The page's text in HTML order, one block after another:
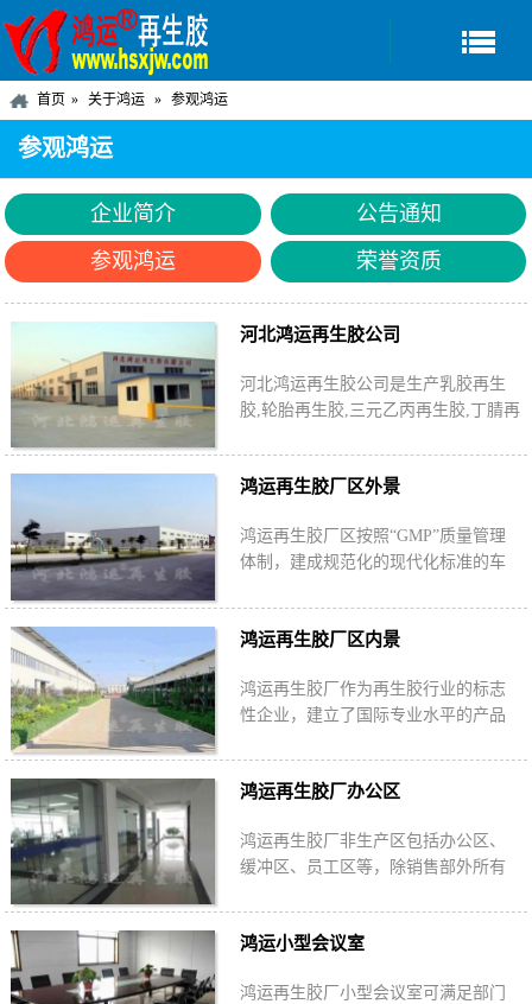
首页 关于鸿运 参观鸿运
参观鸿运
企业简介
公告通知
参观鸿运
荣誉资质
河北鸿运再生胶公司
河北鸿运再生胶公司是生产乳胶再生
胶,轮胎再生胶,三元乙丙再生胶,丁腈再
鸿运再生胶厂区外景
鸿运再生胶厂区按照“GMP”质量管理
体制，建成规范化的现代化标准的车
产车间、包装车间、成品库实行流水
线工序。
鸿运再生胶厂区内景
鸿运再生胶厂作为再生胶行业的标志
性企业，建立了国际专业水平的产品
质跟踪体系和专门的质量控制中心。
鸿运再生胶厂办公区
鸿运再生胶厂非生产区包括办公区、
缓冲区、员工区等，除销售部外所有
通迅速处理各种…
鸿运小型会议室
鸿运再生胶厂小型会议室可满足部门